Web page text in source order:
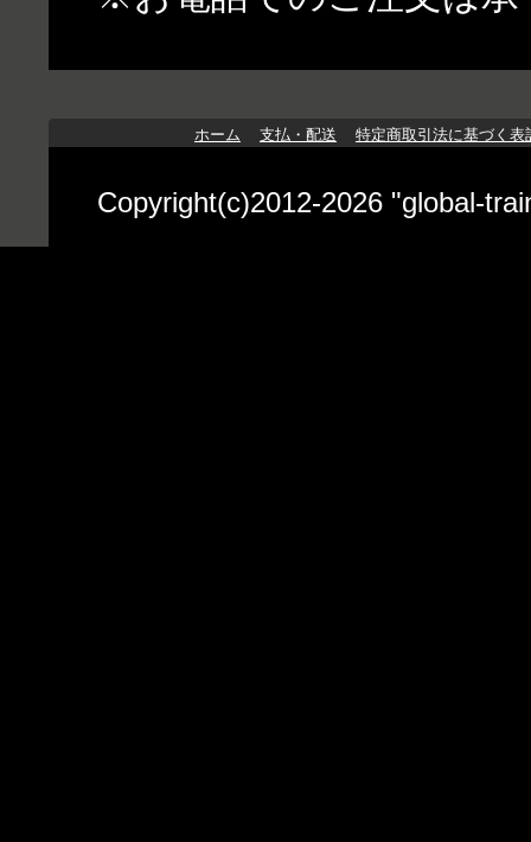
ホーム 支払・配送 特定商取引法に基づく表
Copyright(c)2012-2026 "global-